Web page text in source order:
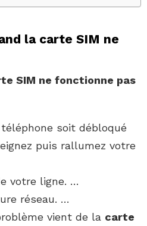
la carte SIM ne
SIM ne fonctionne pas
soit débloqué
puis rallumez votre
votre ligne. …
réseau. …
vient de la carte